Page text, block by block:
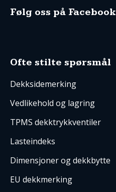
Følg oss på Facebook
Ofte stilte spørsmål
Dekksidemerking
Vedlikehold og lagring
TPMS dekktrykkventiler
Lasteindeks
Dimensjoner og dekkbytte
EU dekkmerking